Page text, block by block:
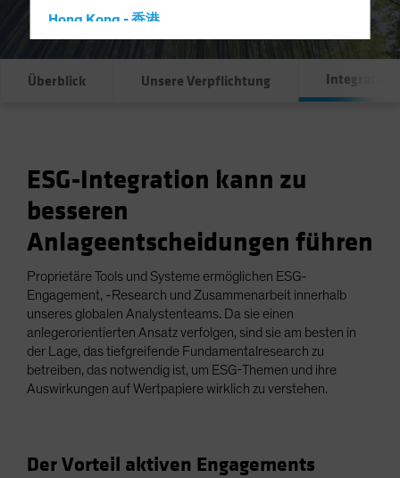
Hong Kong - 香港
Iceland
Luxembourg and Other EMEA
Netherlands
New Zealand
Norway
Other Asia-Pacific
Poland
Portugal
Singapore
Sweden
Überblick Unsere Verpflichtung Integration
ESG-Integration kann zu
besseren
Anlageentscheidungen führen
Proprietäre Tools und Systeme ermöglichen ESG-
Engagement, -Research und Zusammenarbeit innerhalb
unseres globalen Analystenteams. Da sie einen
anlegerorientierten Ansatz verfolgen, sind sie am besten in
der Lage, das tiefgreifende Fundamentalresearch zu
betreiben, das notwendig ist, um ESG-Themen und ihre
Auswirkungen auf Wertpapiere wirklich zu verstehen.
Der Vorteil aktiven Engagements